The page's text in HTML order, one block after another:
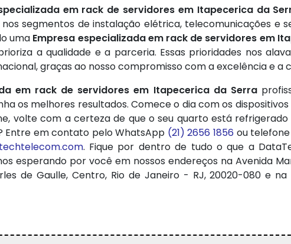
em rack de servidores em Itapecerica da
segmentos de instalação elétrica, telecomunicações e
uma Empresa especializada em rack de servidores em
a qualidade e a parceria. Essas prioridades nos
graças ao nosso compromisso com a excelência e a
em rack de servidores em Itapecerica da Serra
os melhores resultados. Comece o dia com os
volte com a certeza de que o seu quarto está
Entre em contato pelo WhatsApp (21) 2656 1856 ou
. Fique por dentro de tudo o que a
esperando por você em nossos endereços na Avenida
de Gaulle, Centro, Rio de Janeiro - RJ, 20020-080 e na